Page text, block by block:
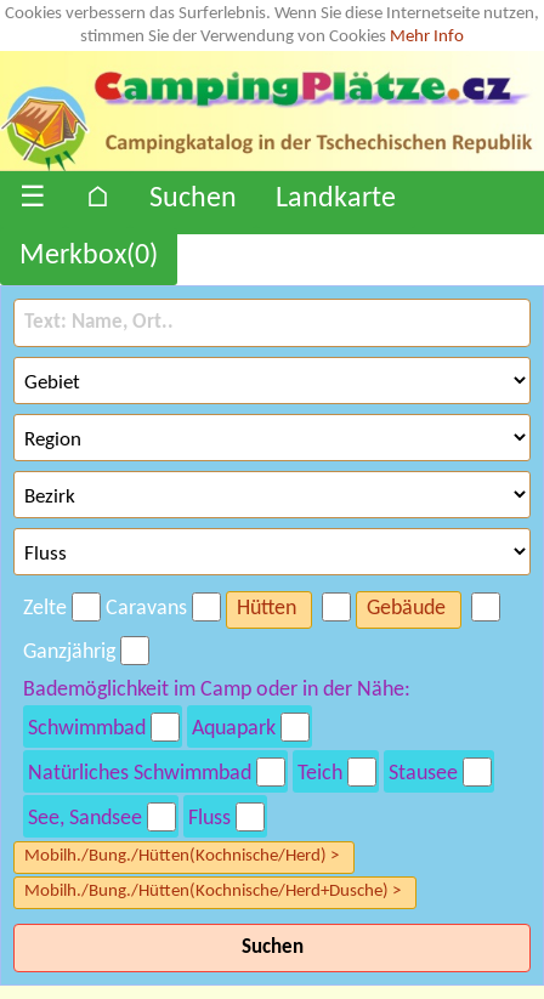
Cookies verbessern das Surferlebnis. Wenn Sie diese Internetseite nutzen,
stimmen Sie der Verwendung von Cookies Mehr Info
☰ ⌂ Suchen
Landkarte
Merkbox(0)
Zelte Caravans Hütten
Gebäude
Ganzjährig
Bademöglichkeit im Camp oder in der Nähe:
Schwimmbad
Aquapark
Natürliches Schwimmbad
Teich
Stausee
See, Sandsee
Fluss
Mobilh./Bung./Hütten(Kochnische/Herd) >
Mobilh./Bung./Hütten(Kochnische/Herd+Dusche) >
Suchen